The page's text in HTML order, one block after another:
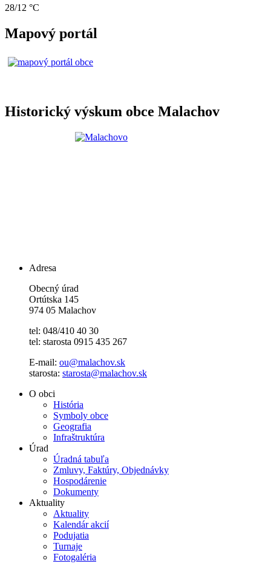
28/12 °C
Mapový portál
Historický výskum obce Malachov
Adresa
Obecný úrad
Ortútska 145
974 05 Malachov
tel: 048/410 40 30
tel: starosta 0915 435 267
E-mail: ou@malachov.sk
starosta: starosta@malachov.sk
O obci
História
Symboly obce
Geografia
Infraštruktúra
Úrad
Úradná tabuľa
Zmluvy, Faktúry, Objednávky
Hospodárenie
Dokumenty
Aktuality
Aktuality
Kalendár akcií
Podujatia
Turnaje
Fotogaléria